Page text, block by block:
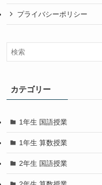
プライバシーポリシー
カテゴリー
1年生 国語授業
1年生 算数授業
2年生 国語授業